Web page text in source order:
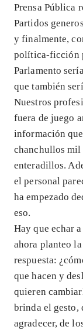
Prensa Pública
Partidos
y finalmente,
política-ficción
Parlamento
que también
Nuestros
fuera de juego
información
chanchullos mil
enteradillos.
el personal
ha empezado
eso.
Hay que echar
ahora planteo
respuesta:
que hacen y
quieren
brinda el gesto,
agradecer, de